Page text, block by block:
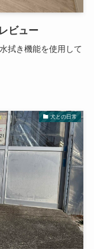
ビュー
拭き機能を使用して
犬との日常